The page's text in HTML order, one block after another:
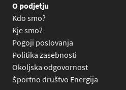
O podjetju
Kdo smo?
Kje smo?
Pogoji poslovanja
Politika zasebnosti
Okoljska odgovornost
Športno društvo Energija